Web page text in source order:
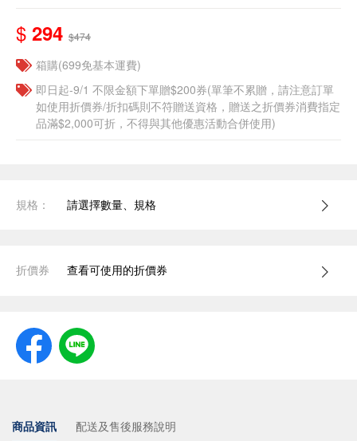
$ 294 $474
箱購(699免基本運費)
即日起-9/1 不限金額下單贈$200券(單筆不累贈，請注意訂單
如使用折價券/折扣碼則不符贈送資格，贈送之折價券消費指定
品滿$2,000可折，不得與其他優惠活動合併使用)
規格： 請選擇數量、規格
折價券 查看可使用的折價券
商品資訊 配送及售後服務說明